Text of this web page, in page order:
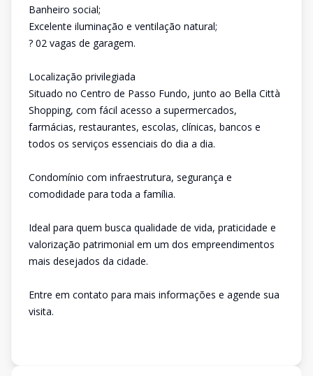
Banheiro social;
Excelente iluminação e ventilação natural;
? 02 vagas de garagem.
Localização privilegiada
Situado no Centro de Passo Fundo, junto ao Bella Città
Shopping, com fácil acesso a supermercados,
farmácias, restaurantes, escolas, clínicas, bancos e
todos os serviços essenciais do dia a dia.
Condomínio com infraestrutura, segurança e
comodidade para toda a família.
Ideal para quem busca qualidade de vida, praticidade e
valorização patrimonial em um dos empreendimentos
mais desejados da cidade.
Entre em contato para mais informações e agende sua
visita.